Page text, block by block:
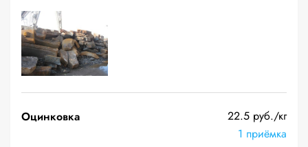
Оцинковка
22.5 руб./кг
1 приёмка